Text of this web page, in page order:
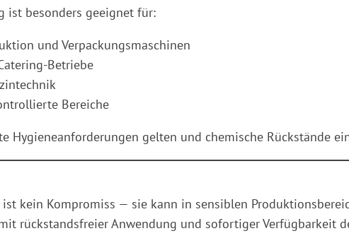
ist besonders geeignet für:
und Verpackungsmaschinen
Betriebe
Bereiche
Hygieneanforderungen gelten und chemische Rückstände
kein Kompromiss — sie kann in sensiblen
rückstandsfreier Anwendung und sofortiger Verfügbarkeit